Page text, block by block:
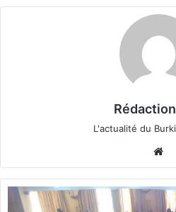
L'actualité du